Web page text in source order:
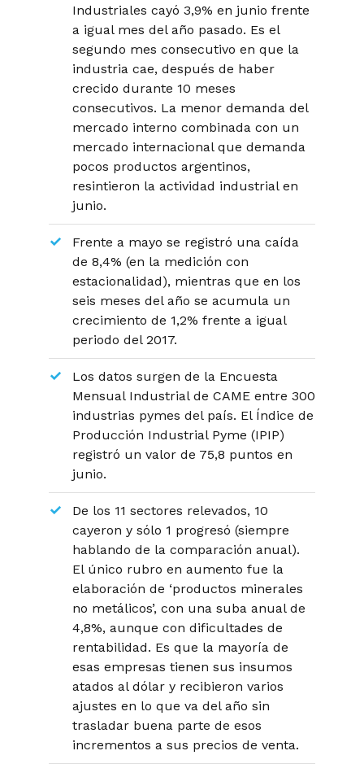
Industriales cayó 3,9% en junio frente
a igual mes del año pasado. Es el
segundo mes consecutivo en que la
industria cae, después de haber
crecido durante 10 meses
consecutivos. La menor demanda del
mercado interno combinada con un
mercado internacional que demanda
pocos productos argentinos,
resintieron la actividad industrial en
junio.
Frente a mayo se registró una caída
de 8,4% (en la medición con
estacionalidad), mientras que en los
seis meses del año se acumula un
crecimiento de 1,2% frente a igual
periodo del 2017.
Los datos surgen de la Encuesta
Mensual Industrial de CAME entre 300
industrias pymes del país. El Índice de
Producción Industrial Pyme (IPIP)
registró un valor de 75,8 puntos en
junio.
De los 11 sectores relevados, 10
cayeron y sólo 1 progresó (siempre
hablando de la comparación anual).
El único rubro en aumento fue la
elaboración de ‘productos minerales
no metálicos’, con una suba anual de
4,8%, aunque con dificultades de
rentabilidad. Es que la mayoría de
esas empresas tienen sus insumos
atados al dólar y recibieron varios
ajustes en lo que va del año sin
trasladar buena parte de esos
incrementos a sus precios de venta.